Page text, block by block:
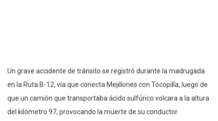
Un grave accidente de tránsito se registró durante la madrugada
en la Ruta B-12, vía que conecta Mejillones con Tocopilla, luego de
que un camión que transportaba ácido sulfúrico volcara a la altura
del kilómetro 97, provocando la muerte de su conductor.